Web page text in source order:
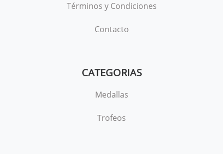
Términos y Condiciones
Contacto
CATEGORIAS
Medallas
Trofeos